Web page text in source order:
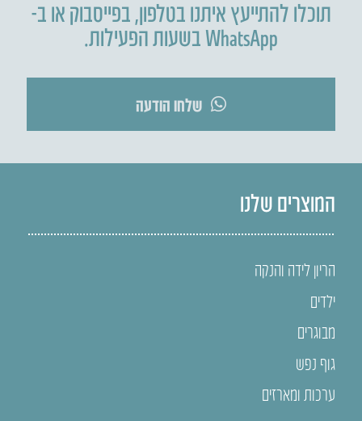
תוכלו להתייעץ איתנו בטלפון,בפייסבוק או ב-
WhatsApp בשעות הפעילות.
שלחו הודעה
המוצרים שלנו
הריון לידה והנקה
ילדים
מבוגרים
גוף נפש
ערכות ומארזים